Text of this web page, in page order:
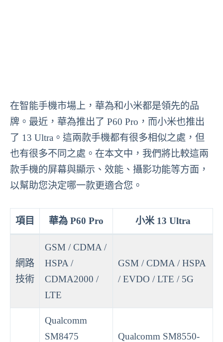
在智能手機市場上，華為和小米都是領先的品
牌。最近，華為推出了 P60 Pro，而小米也推出
了 13 Ultra。這兩款手機都有很多相似之處，但
也有很多不同之處。在本文中，我們將比較這兩
款手機的屏幕與顯示、效能、攝影功能等方面，
以幫助您決定哪一款更適合您。
項目 華為 P60 Pro 小米 13 Ultra
網路
技術
GSM / CDMA /
HSPA /
CDMA2000 /
LTE
GSM / CDMA / HSPA
/ EVDO / LTE / 5G
Qualcomm
SM8475
Qualcomm SM8550-